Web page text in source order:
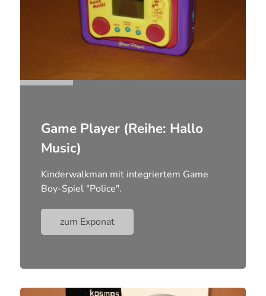
Game Player (Reihe: Hallo
Music)
Kinderwalkman mit integriertem Game
Boy-Spiel "Police".
zum Exponat